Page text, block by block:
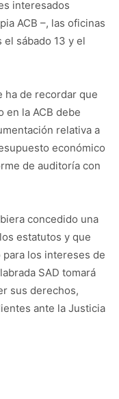
interesados
ACB –, las oficinas
el sábado 13 y el
ha de recordar que
en la ACB debe
relativa a
económico
de auditoría con
concedido una
estatutos y que
los intereses de
SAD tomará
sus derechos,
ante la Justicia